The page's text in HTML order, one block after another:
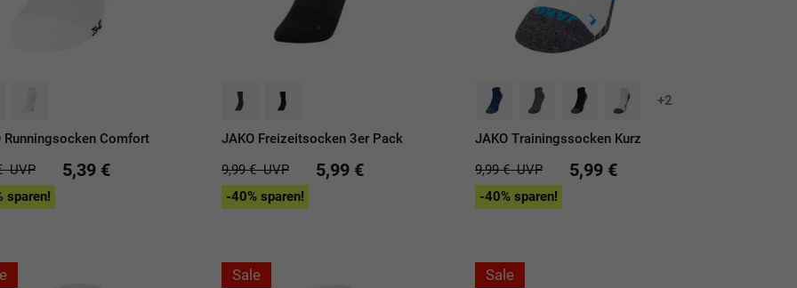
Runningsocken Comfort
UVP 5,39 €
sparen!
JAKO Freizeitsocken 3er Pack
9,99 €UVP 5,99 €
-40% sparen!
+2
JAKO Trainingssocken Kurz
9,99 €UVP 5,99 €
-40% sparen!
Sale Sale